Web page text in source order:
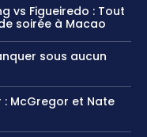
vs Figueiredo : Tout
soirée à Macao
sous aucun
McGregor et Nate